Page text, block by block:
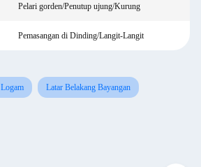
Pelari gorden/Penutup ujung/Kurung
Pemasangan di Dinding/Langit-Langit
Latar Belakang Bayangan